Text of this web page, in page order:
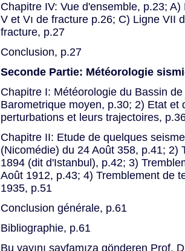
Chapitre IV: Vue d'ensemble, p.23;
V et Vı de fracture p.26; C) Ligne VII
fracture, p.27
Conclusion, p.27
Seconde Partie: Météorologie
Chapitre I: Météorologie du Bassin
Barometrique moyen, p.30; 2) Etat et
perturbations et leurs trajectoires,
Chapitre II: Etude de quelques
(Nicomédie) du 24 Août 358, p.41; 2)
1894 (dit d'Istanbul), p.42; 3)
Août 1912, p.43; 4) Tremblement de
1935, p.51
Conclusion générale, p.61
Bibliographie, p.61
Bu yayını sayfamıza gönderen Prof.